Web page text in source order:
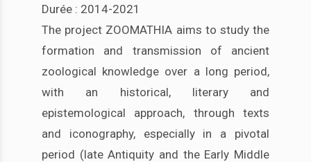
Durée : 2014-2021
The project ZOOMATHIA aims to study the
formation and transmission of ancient
zoological knowledge over a long period,
with an historical, literary and
epistemological approach, through texts
and iconography, especially in a pivotal
period (late Antiquity and the Early Middle